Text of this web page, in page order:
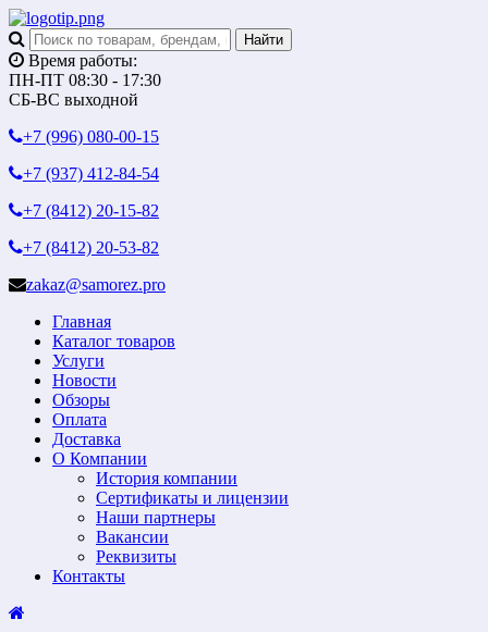
Время работы:
ПН-ПТ 08:30 - 17:30
СБ-ВС выходной
+7 (996) 080-00-15
+7 (937) 412-84-54
+7 (8412) 20-15-82
+7 (8412) 20-53-82
zakaz@samorez.pro
Главная
Каталог товаров
Услуги
Новости
Обзоры
Оплата
Доставка
О Компании
История компании
Сертификаты и лицензии
Наши партнеры
Вакансии
Реквизиты
Контакты